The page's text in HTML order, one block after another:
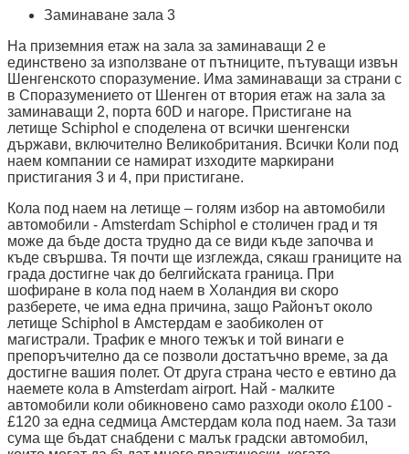
Заминаване зала 3
На приземния етаж на зала за заминаващи 2 е
единствено за използване от пътниците, пътуващи извън
Шенгенското споразумение. Има заминаващи за страни с
в Споразумението от Шенген от втория етаж на зала за
заминаващи 2, порта 60D и нагоре. Пристигане на
летище Schiphol е споделена от всички шенгенски
държави, включително Великобритания. Всички Коли под
наем компании се намират изходите маркирани
пристигания 3 и 4, при пристигане.
Кола под наем на летище – голям избор на автомобили
автомобили - Amsterdam Schiphol е столичен град и тя
може да бъде доста трудно да се види къде започва и
къде свършва. Тя почти ще изглежда, сякаш границите на
града достигне чак до белгийската граница. При
шофиране в кола под наем в Холандия ви скоро
разберете, че има една причина, защо Районът около
летище Schiphol в Амстердам е заобиколен от
магистрали. Трафик е много тежък и той винаги е
препоръчително да се позволи достатъчно време, за да
достигне вашия полет. От друга страна често е евтино да
наемете кола в Amsterdam airport. Най - малките
автомобили коли обикновено само разходи около £100 -
£120 за една седмица Амстердам кола под наем. За тази
сума ще бъдат снабдени с малък градски автомобил,